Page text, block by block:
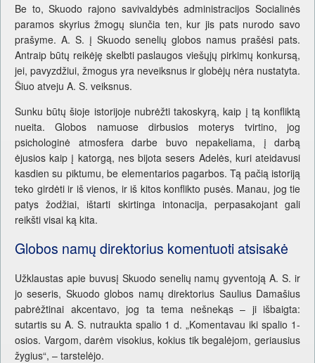
Be to, Skuodo rajono savivaldybės administracijos Socialinės
paramos skyrius žmogų siunčia ten, kur jis pats nurodo savo
prašyme. A. S. į Skuodo senelių globos namus prašėsi pats.
Antraip būtų reikėję skelbti paslaugos viešųjų pirkimų konkursą,
jei, pavyzdžiui, žmogus yra neveiksnus ir globėjų nėra nustatyta.
Šiuo atveju A. S. veiksnus.
Sunku būtų šioje istorijoje nubrėžti takoskyrą, kaip į tą konfliktą
nueita. Globos namuose dirbusios moterys tvirtino, jog
psichologinė atmosfera darbe buvo nepakeliama, į darbą
ėjusios kaip į katorgą, nes bijota sesers Adelės, kuri ateidavusi
kasdien su piktumu, be elementarios pagarbos. Tą pačią istoriją
teko girdėti ir iš vienos, ir iš kitos konflikto pusės. Manau, jog tie
patys žodžiai, ištarti skirtinga intonacija, perpasakojant gali
reikšti visai ką kita.
Globos namų direktorius komentuoti atsisakė
Užklaustas apie buvusį Skuodo senelių namų gyventoją A. S. ir
jo seseris, Skuodo globos namų direktorius Saulius Damašius
pabrėžtinai akcentavo, jog ta tema nešnekąs – ji išbaigta:
sutartis su A. S. nutraukta spalio 1 d. „Komentavau iki spalio 1-
osios. Vargom, darėm visokius, kokius tik begalėjom, geriausius
žygius“, – tarstelėjo.